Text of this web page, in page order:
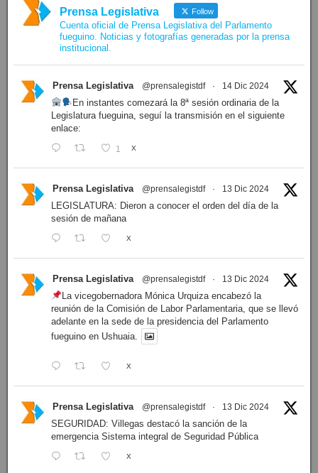
Prensa Legislativa Follow
Cuenta oficial de Prensa Legislativa del Parlamento
fueguino. Noticias y fotografías generadas por la prensa
institucional.
Prensa Legislativa @prensalegistdf · 14 Dic 2024
En instantes comezará la 8ª sesión ordinaria de la
Legislatura fueguina, seguí la transmisión en el siguiente
enlace:
1 X
Prensa Legislativa @prensalegistdf · 13 Dic 2024
LEGISLATURA: Dieron a conocer el orden del día de la
sesión de mañana
X
Prensa Legislativa @prensalegistdf · 13 Dic 2024
La vicegobernadora Mónica Urquiza encabezó la
reunión de la Comisión de Labor Parlamentaria, que se llevó
adelante en la sede de la presidencia del Parlamento
fueguino en Ushuaia.
X
Prensa Legislativa @prensalegistdf · 13 Dic 2024
SEGURIDAD: Villegas destacó la sanción de la
emergencia Sistema integral de Seguridad Pública
X